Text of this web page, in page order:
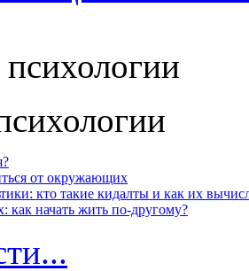
от окружающих
кто такие кидалты и как их
начать жить по-другому?